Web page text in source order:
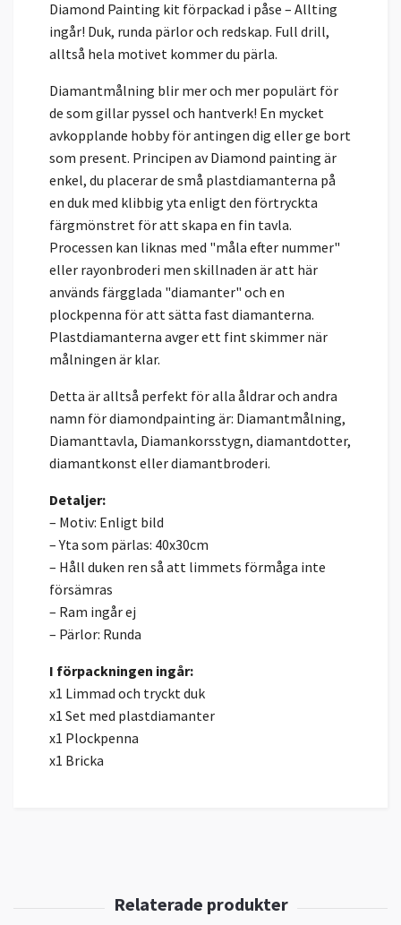
Diamond Painting kit förpackad i påse – Allting
ingår! Duk, runda pärlor och redskap. Full drill,
alltså hela motivet kommer du pärla.
Diamantmålning blir mer och mer populärt för
de som gillar pyssel och hantverk! En mycket
avkopplande hobby för antingen dig eller ge bort
som present. Principen av Diamond painting är
enkel, du placerar de små plastdiamanterna på
en duk med klibbig yta enligt den förtryckta
färgmönstret för att skapa en fin tavla.
Processen kan liknas med "måla efter nummer"
eller rayonbroderi men skillnaden är att här
används färgglada "diamanter" och en
plockpenna för att sätta fast diamanterna.
Plastdiamanterna avger ett fint skimmer när
målningen är klar.
Detta är alltså perfekt för alla åldrar och andra
namn för diamondpainting är: Diamantmålning,
Diamanttavla, Diamankorsstygn, diamantdotter,
diamantkonst eller diamantbroderi.
Detaljer:
– Motiv: Enligt bild
– Yta som pärlas: 40x30cm
– Håll duken ren så att limmets förmåga inte
försämras
– Ram ingår ej
– Pärlor: Runda
I förpackningen ingår:
x1 Limmad och tryckt duk
x1 Set med plastdiamanter
x1 Plockpenna
x1 Bricka